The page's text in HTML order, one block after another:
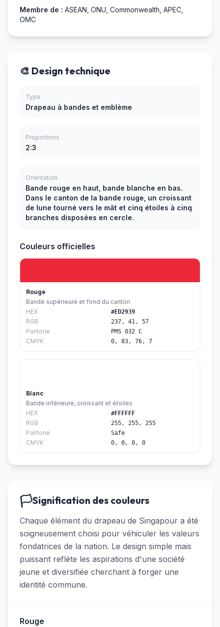
Membre de : ASEAN, ONU, Commonwealth, APEC,
OMC
🎨 Design technique
Type
Drapeau à bandes et emblème
Proportions
2:3
Orientation
Bande rouge en haut, bande blanche en bas.
Dans le canton de la bande rouge, un croissant
de lune tourné vers le mât et cinq étoiles à cinq
branches disposées en cercle.
Couleurs officielles
Rouge
Bande supérieure et fond du canton
HEX
#ED2939
RGB 237, 41, 57
Pantone PMS 032 C
CMYK 0, 83, 76, 7
Blanc
Bande inférieure, croissant et étoiles
HEX
#FFFFFF
RGB 255, 255, 255
Pantone Safe
CMYK 0, 0, 0, 0
🏳️Signification des couleurs
Chaque élément du drapeau de Singapour a été
soigneusement choisi pour véhiculer les valeurs
fondatrices de la nation. Le design simple mais
puissant reflète les aspirations d'une société
jeune et diversifiée cherchant à forger une
identité commune.
Rouge